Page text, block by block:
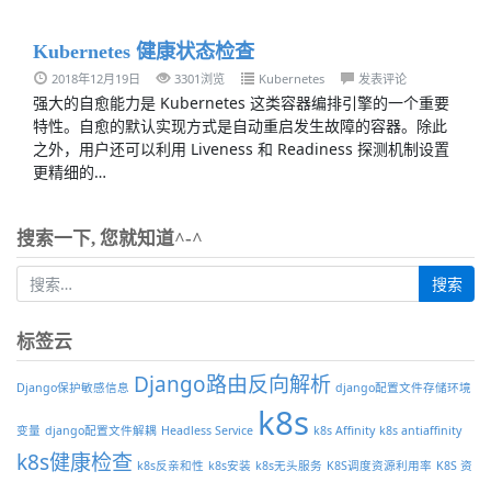
Kubernetes 健康状态检查
2018年12月19日 3301浏览 Kubernetes 发表评论
强大的自愈能力是 Kubernetes 这类容器编排引擎的一个重要
特性。自愈的默认实现方式是自动重启发生故障的容器。除此
之外，用户还可以利用 Liveness 和 Readiness 探测机制设置
更精细的…
搜索一下, 您就知道^-^
标签云
Django保护敏感信息 Django路由反向解析 django配置文件存储环境
变量 django配置文件解耦 Headless Service k8s k8s Affinity k8s antiaffinity
k8s健康检查 k8s反亲和性 k8s安装 k8s无头服务 K8S调度资源利用率 K8S 资